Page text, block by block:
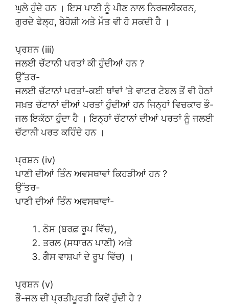
ਘੁਲੇ ਹੁੰਦੇ ਹਨ । ਇਸ ਪਾਣੀ ਨੂੰ ਪੀਣ ਨਾਲ ਨਿਰਜਲੀਕਰਨ,
ਗੁਰਦੇ ਫੇਲ੍ਹ, ਬੇਹੋਸ਼ੀ ਅਤੇ ਮੌਤ ਵੀ ਹੋ ਸਕਦੀ ਹੈ ।
ਪ੍ਰਸ਼ਨ (iii)
ਜਲਈ ਚੱਟਾਨੀ ਪਰਤਾਂ ਕੀ ਹੁੰਦੀਆਂ ਹਨ ?
ਉੱਤਰ-
ਜਲਈ ਚੱਟਾਨਾਂ ਪਰਤਾਂ-ਕਈ ਥਾਂਵਾਂ ‘ਤੇ ਵਾਟਰ ਟੇਬਲ ਤੋਂ ਵੀ ਹੇਠਾਂ
ਸਖ਼ਤ ਚੱਟਾਨਾਂ ਦੀਆਂ ਪਰਤਾਂ ਹੁੰਦੀਆਂ ਹਨ ਜਿਨ੍ਹਾਂ ਵਿਚਕਾਰ ਭੌ-
ਜਲ ਇਕੱਠਾ ਹੁੰਦਾ ਹੈ । ਇਨ੍ਹਾਂ ਚੱਟਾਨਾਂ ਦੀਆਂ ਪਰਤਾਂ ਨੂੰ ਜਲਈ
ਚੱਟਾਨੀ ਪਰਤ ਕਹਿੰਦੇ ਹਨ ।
ਪ੍ਰਸ਼ਨ (iv)
ਪਾਣੀ ਦੀਆਂ ਤਿੰਨ ਅਵਸਥਾਵਾਂ ਕਿਹੜੀਆਂ ਹਨ ?
ਉੱਤਰ-
ਪਾਣੀ ਦੀਆਂ ਤਿੰਨ ਅਵਸਥਾਵਾਂ-
ਠੋਸ (ਬਰਫ਼ ਰੂਪ ਵਿੱਚ),
ਤਰਲ (ਸਧਾਰਨ ਪਾਣੀ) ਅਤੇ
ਗੈਸ ਵਾਸ਼ਪਾਂ ਦੇ ਰੂਪ ਵਿੱਚ) ।
ਪ੍ਰਸ਼ਨ (v)
ਭੌ-ਜਲ ਦੀ ਪ੍ਰਤੀਪੂਰਤੀ ਕਿਵੇਂ ਹੁੰਦੀ ਹੈ ?